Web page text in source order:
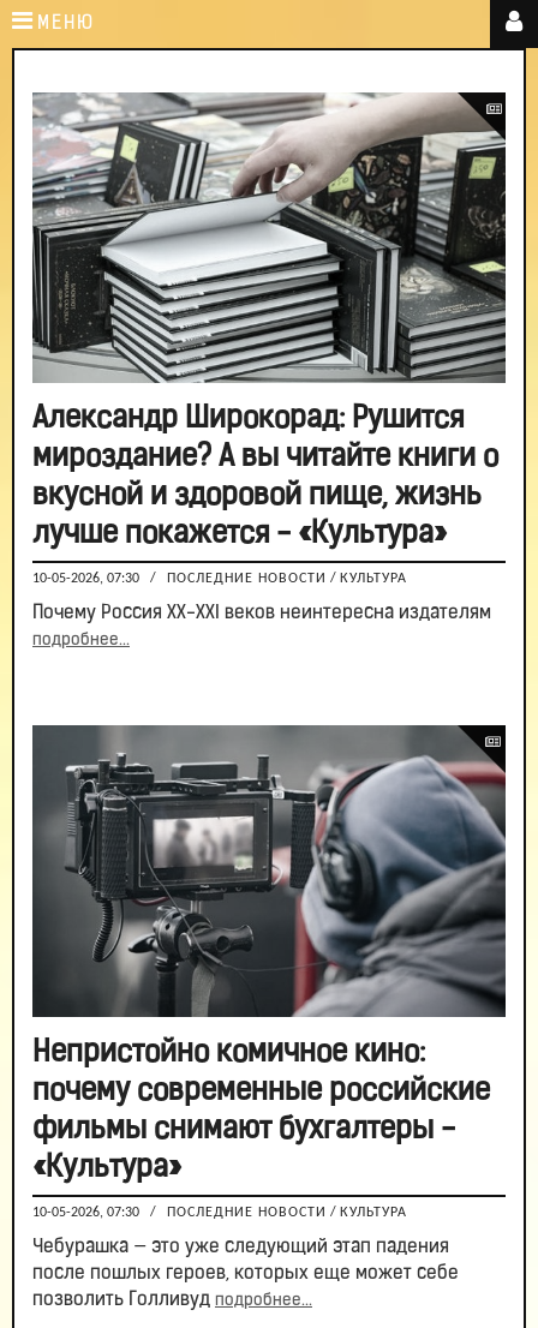
МЕНЮ
Александр Широкорад: Рушится
мироздание? А вы читайте книги о
вкусной и здоровой пище, жизнь
лучше покажется - «Культура»
10-05-2026, 07:30 / ПОСЛЕДНИЕ НОВОСТИ / КУЛЬТУРА
Почему Россия XX-XXI веков неинтересна издателям
подробнее...
Непристойно комичное кино:
почему современные российские
фильмы снимают бухгалтеры -
«Культура»
10-05-2026, 07:30 / ПОСЛЕДНИЕ НОВОСТИ / КУЛЬТУРА
Чебурашка — это уже следующий этап падения
после пошлых героев, которых еще может себе
позволить Голливуд подробнее...